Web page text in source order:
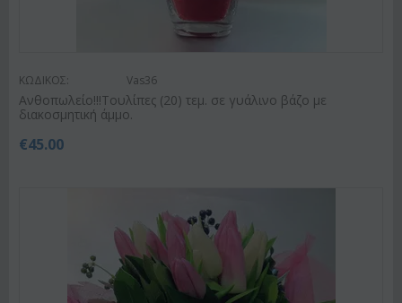
ΚΩΔΙΚΟΣ: Vas36
Ανθοπωλείο!!!Τουλίπες (20) τεμ. σε γυάλινο βάζο με
διακοσμητική άμμο.
€45.00